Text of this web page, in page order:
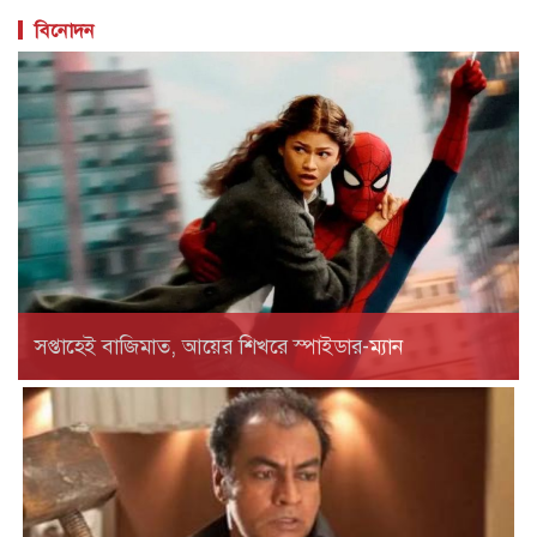
বিনোদন
সপ্তাহেই বাজিমাত, আয়ের শিখরে স্পাইডার-ম্যান